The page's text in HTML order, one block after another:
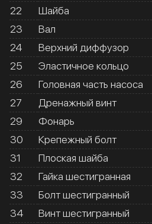
22
Шайба
23
Вал
24
Верхний диффузор
25
Эластичное кольцо
26
Головная часть насоса
27
Дренажный винт
29
Фонарь
30
Крепежный болт
31
Плоская шайба
32
Гайка шестигранная
33
Болт шестигранный
34
Винт шестигранный